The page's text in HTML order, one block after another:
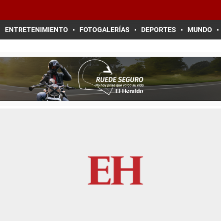
ENTRETENIMIENTO FOTOGALERÍAS DEPORTES MUNDO